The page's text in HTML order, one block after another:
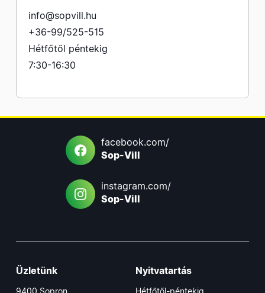
info@sopvill.hu
+36-99/525-515
Hétfőtől péntekig
7:30-16:30
facebook.com/
Sop-Vill
instagram.com/
Sop-Vill
Üzletünk
9400 Sopron,
Nyitvatartás
Hétfőtől-péntekig